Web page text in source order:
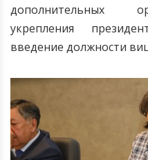
дополнительных
укрепления
введение должности